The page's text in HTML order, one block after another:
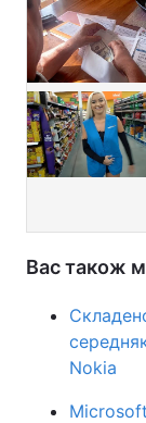
Вас також
Nokia